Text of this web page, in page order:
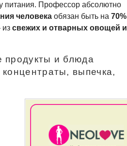
питания. Профессор абсолютно
человека обязан быть на70%
изсвежих и отварных овощей и
продукты и блюда
выпечка,